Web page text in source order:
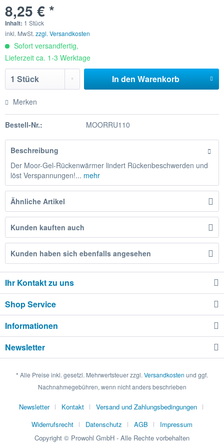
8,25 € *
Inhalt: 1 Stück
inkl. MwSt. zzgl. Versandkosten
Sofort versandfertig,
Lieferzeit ca. 1-3 Werktage
In den Warenkorb
Merken
Bestell-Nr.: MOORRU110
Beschreibung
Der Moor-Gel-Rückenwärmer lindert Rückenbeschwerden und
löst Verspannungen!... mehr
Ähnliche Artikel
Kunden kauften auch
Kunden haben sich ebenfalls angesehen
Ihr Kontakt zu uns
Shop Service
Informationen
Newsletter
* Alle Preise inkl. gesetzl. Mehrwertsteuer zzgl. Versandkosten und ggf.
Nachnahmegebühren, wenn nicht anders beschrieben
Newsletter Kontakt
Versand und Zahlungsbedingungen
Widerrufsrecht
Datenschutz AGB
Impressum
Copyright © Prowohl GmbH - Alle Rechte vorbehalten